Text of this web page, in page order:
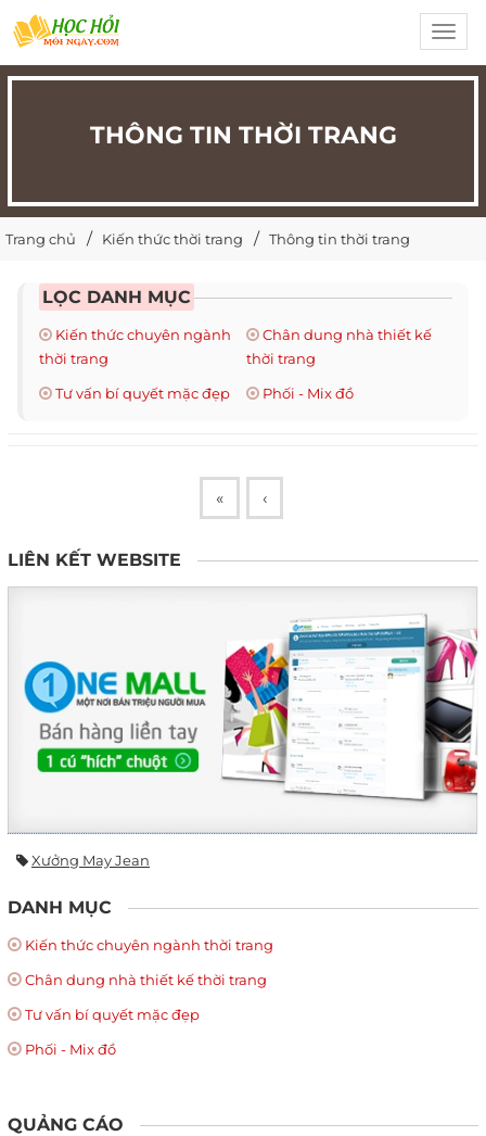
THÔNG TIN THỜI TRANG
Trang chủ Kiến thức thời trang Thông tin thời trang
LỌC DANH MỤC
Kiến thức chuyên ngành
thời trang
Chân dung nhà thiết kế
thời trang
Tư vấn bí quyết mặc đẹp
Phối - Mix đồ
« ‹
LIÊN KẾT WEBSITE
Xưởng May Jean
DANH MỤC
Kiến thức chuyên ngành thời trang
Chân dung nhà thiết kế thời trang
Tư vấn bí quyết mặc đẹp
Phối - Mix đồ
QUẢNG CÁO